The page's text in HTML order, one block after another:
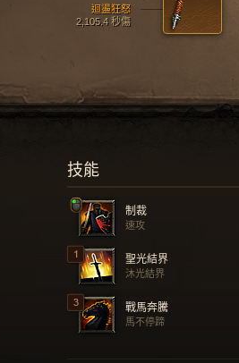
迴盪狂怒
2,105.4 秒傷
技能
制裁
速攻
聖光結界
沐光結界
戰馬奔騰
馬不停蹄